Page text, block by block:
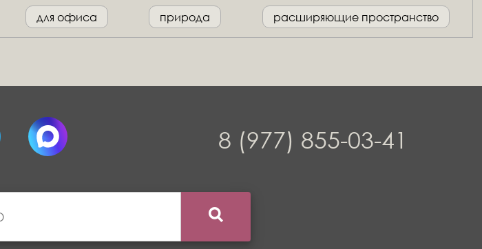
для офиса природа расширяющие пространство
8 (977) 855-03-41